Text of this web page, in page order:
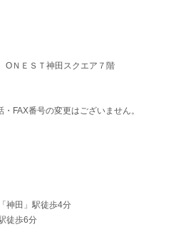
ＮＥＳＴ神田スクエア７階
FAX番号の変更はございません。
神田」駅徒歩4分
徒歩6分